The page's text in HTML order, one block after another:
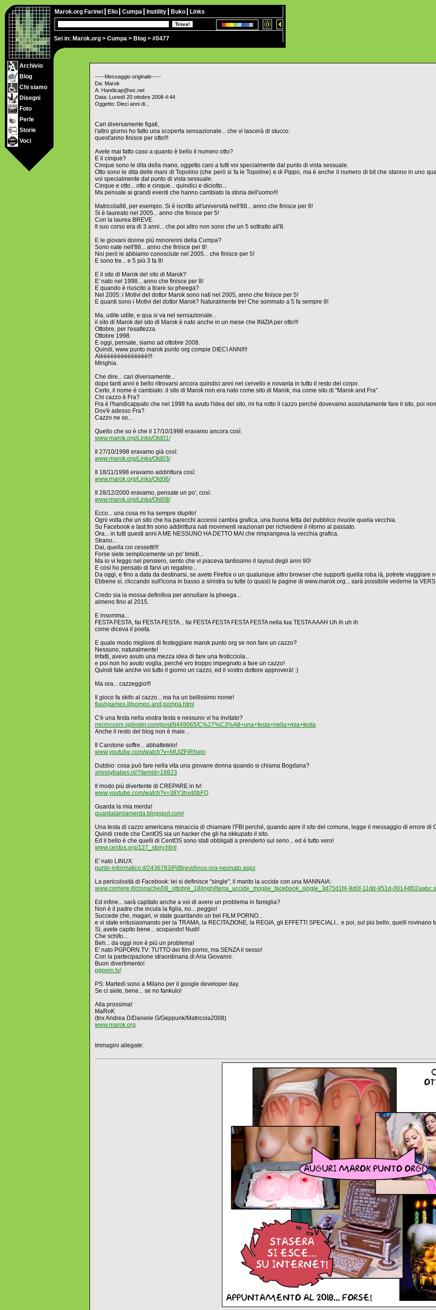
Sei in: Marok.org > Cumpa > Blog > #0477
Marok.org Farinei Elio Cumpa Inutility Buko Links
Archivio
Blog
Chi siamo
Disegni
Foto
Perle
Storie
Voci
-----Messaggio originale-----
Da: Marok
A: Handicap@wc.net
Data: Lunedì 20 ottobre 2008 4:44
Oggetto: Dieci anni di...
Cari diversamente figati,
l'altro giorno ho fatto una scoperta sensazionale... che vi lascerà di stucco:
quest'anno finisce per otto!!!
Avete mai fatto caso a quanto è bello il numero otto?
E il cinque?
Cinque sono le dita della mano, oggetto caro a tutti voi specialmente dal punto di vista sessuale.
Otto sono le dita delle mani di Topolino (che però si fa le Topoline) e di Pippo, ma è anche il numero di bit che stanno in uno
voi specialmente dal punto di vista sessuale.
Cinque e otto... otto e cinque... quindici e diciotto...
Ma pensate ai grandi eventi che hanno cambiato la storia dell'uomo!!!
Matricola88, per esempio. Si è iscritto all'università nell'88... anno che finisce per 8!
Si è laureato nel 2005... anno che finisce per 5!
Con la laurea BREVE.
Il suo corso era di 3 anni... che poi altro non sono che un 5 sottratto all'8.
E le giovani donne più minorenni della Cumpa?
Sono nate nell'88... anno che finisce per 8!
Noi però le abbiamo conosciute nel 2005... che finisce per 5!
E sono tre... e 5 più 3 fa 8!
E il sito di Marok del sito di Marok?
E' nato nel 1998... anno che finisce per 8!
E quando è riuscito a tirare su pheega?
Nel 2005: i Motivi del dottor Marok sono nati nel 2005, anno che finisce per 5!
E quanti sono i Motivi del dottor Marok? Naturalmente tre! Che sommato a 5 fa sempre 8!
Ma, udite udite, e qua si va nel sensazionale...
il sito di Marok del sito di Marok è nato anche in un mese che INIZIA per otto!!!
Ottobre, per l'esattezza.
Ottobre 1998.
E oggi, pensate, siamo ad ottobre 2008.
Quindi, www punto marok punto org compie DIECI ANNI!!!
Alèèèèèèèèèèèèèè!!!
Minghia.
Che dire... cari diversamente...
dopo tanti anni è bello ritrovarsi ancora quindici anni nel cervello e novanta in tutto il resto del corpo.
Certo, il nome è cambiato: il sito di Marok non era nato come sito di Marok, ma come sito di "Marok and Fra".
Chi cazzo è Fra?
Fra è l'handicappato che nel 1998 ha avuto l'idea del sito, mi ha rotto il cazzo perché dovevamo assolutamente fare il sito, poi
Dov'è adesso Fra?
Cazzo ne so...
Quello che so è che il 17/10/1998 eravamo ancora così:
www.marok.org/Links/Old01/
Il 27/10/1998 eravamo già così:
www.marok.org/Links/Old03/
Il 18/11/1998 eravamo addirittura così:
www.marok.org/Links/Old06/
Il 28/12/2000 eravamo, pensate un po', così:
www.marok.org/Links/Old08/
Ecco... una cosa mi ha sempre stupito!
Ogni volta che un sito che ha parecchi accessi cambia grafica, una buona fetta del pubblico rivuole quella vecchia.
Su Facebook e last.fm sono addirittura nati movimenti reazionari per richiedere il ritorno al passato.
Ora... in tutti questi anni A ME NESSUNO HA DETTO MAI che rimpiangeva la vecchia grafica.
Strano...
Dai, quella coi cessetti!!!
Forse siete semplicemente un po' timidi...
Ma io vi leggo nel pensiero, sento che vi piaceva tantissimo il layout degli anni 90!
E così ho pensato di farvi un regalino...
Da oggi, e fino a data da destinarsi, se avete Firefox o un qualunque altro browser che supporti quella roba là, potrete viaggiare
Ebbene sì, cliccando sull'icona in basso a sinistra su tutte (o quasi) le pagine di www.marok.org... sarà possibile vederne la
Credo sia la mossa definitiva per annullare la pheega...
almeno fino al 2015.
E insomma...
FESTA FESTA, fai FESTA FESTA... fai FESTA FESTA FESTA FESTA nella tua TESTA AAAH Uh ih uh ih
come diceva il poeta.
E quale modo migliore di festeggiare marok punto org se non fare un cazzo?
Nessuno, naturalmente!
Infatti, avevo avuto una mezza idea di fare una festicciola...
e poi non ho avuto voglia, perché ero troppo impegnato a fare un cazzo!
Quindi fate anche voi tutto il giorno un cazzo, ed il vostro dottore approverà! :)
Ma ora... cazzeggio!!!
Il gioco fa skifo al cazzo... ma ha un bellissimo nome!
flashgames.it/pompo.and.pompa.html
C'è una festa nella vostra testa e nessuno vi ha invitato?
microcosm.splinder.com/post/9449065/C%27%C3%A8+una+festa+nella+mia+testa
Anche il resto del blog non è male...
Il Carotone soffre... abbattetelo!
www.youtube.com/watch?v=MUIZFiRNelo
Dubbio: cosa può fare nella vita una giovane donna quando si chiama Bogdana?
xmissybabes.nl/?itemid=19823
Il modo più divertente di CREPARE in tv!
www.youtube.com/watch?v=38Y3hvd0bFQ
Guarda la mia merda!
guardalamiamerda.blogspot.com/
Una testa di cazzo americana minaccia di chiamare l'FBI perché, quando apre il sito del comune, legge il messaggio di errore di
Quindi crede che CentOS sia un hacker che gli ha okkupato il sito.
Ed il bello è che quelli di CentOS sono stati obbligati a prenderlo sul serio... ed è tutto vero!
www.centos.org/127_story.html
E' nato LINUX:
punto-informatico.it/2436783/PI/Brevi/linux-ora-neonato.aspx
La pericolosità di Facebook: lei si definisce "single", il marito la uccide con una MANNAIA:
www.corriere.it/cronache/08_ottobre_18/inghilterra_uccide_moglie_facebook_single_3d75d1f4-9d0f-11dd-951d-
Ed infine... sarà capitato anche a voi di avere un problema in famiglia?
Non è il padre che incula la figlia, no... peggio!
Succede che, magari, vi state guardando un bel FILM PORNO...
e vi state entusiasmando per la TRAMA, la RECITAZIONE, la REGIA, gli EFFETTI SPECIALI... e poi, sul più bello, quelli rovinano
Sì, avete capito bene... scopando! Nudi!
Che schifo...
Beh... da oggi non è più un problema!
E' nato PGPORN.TV: TUTTO dei film porno, ma SENZA il sesso!
Con la partecipazione straordinaria di Aria Giovanni.
Buon divertimento!
pgporn.tv/
PS: Martedì sono a Milano per il google developer day.
Se ci siete, bene... se no fankulo!
Alla prossima!
MaRoK
(tnx Andrea D/Daniele G/Geppunk/Matricola2008)
www.marok.org
Immagini allegate: